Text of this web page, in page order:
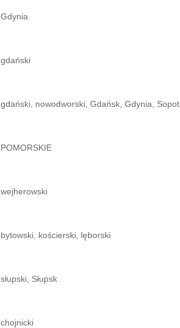
Gdynia
gdański
gdański, nowodworski, Gdańsk, Gdynia, Sopot
POMORSKIE
wejherowski
bytowski, kościerski, lęborski
słupski, Słupsk
chojnicki